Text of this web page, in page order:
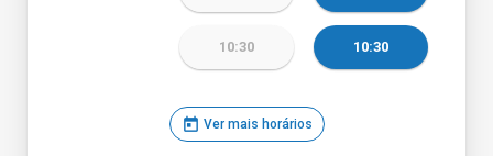
10:30 10:30
today Ver mais horários